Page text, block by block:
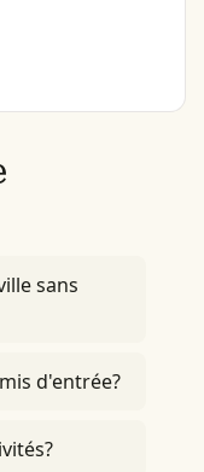
sans
d'entrée?